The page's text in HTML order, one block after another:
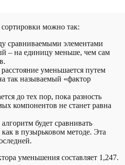
можно так:
сравниваемыми элементами
– на единицу меньше, чем сам
уменьшается путем
так называемый «фактор
до тех пор, пока разность
компонентов не станет равна
будет сравнивать
в пузырьковом методе. Эта
уменьшения составляет 1,247.